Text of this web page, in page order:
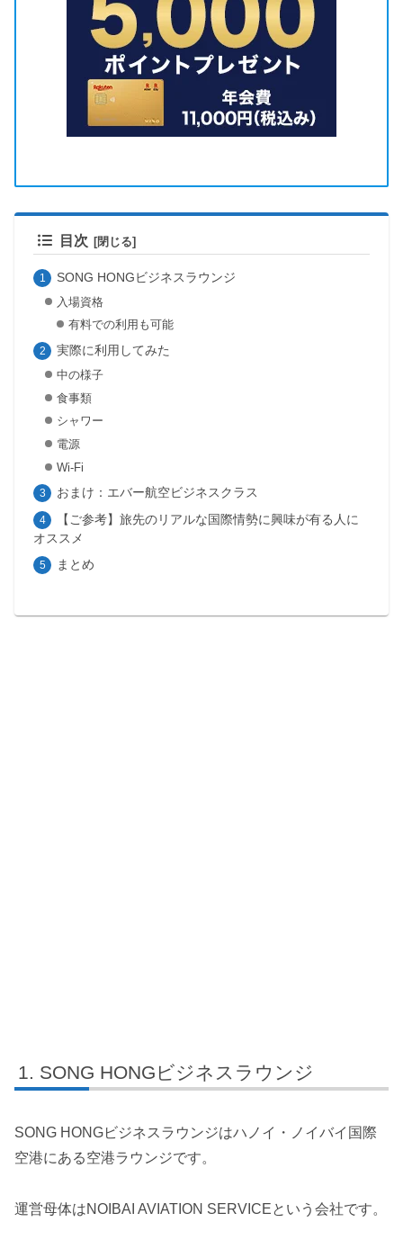
目次
SONG HONGビジネスラウンジ
入場資格
有料での利用も可能
実際に利用してみた
中の様子
食事類
シャワー
電源
Wi-Fi
おまけ：エバー航空ビジネスクラス
【ご参考】旅先のリアルな国際情勢に興味が有る人に
オススメ
まとめ
SONG HONGビジネスラウンジ
SONG HONGビジネスラウンジはハノイ・ノイバイ国際
空港にある空港ラウンジです。
運営母体はNOIBAI AVIATION SERVICEという会社です。